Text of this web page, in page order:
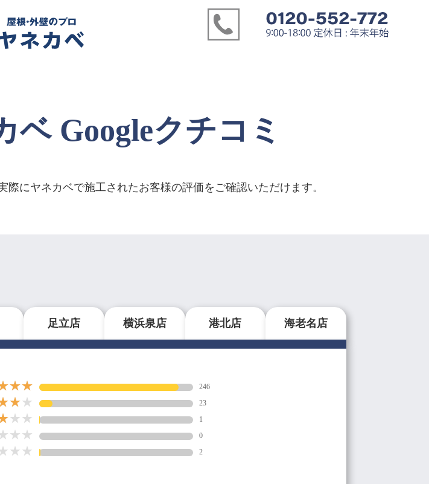
Googleクチコミ
にヤネカベで施工されたお客様の評価をご確認いただけます。
足立店 横浜泉店 港北店 海老名店
246
23
1
0
2